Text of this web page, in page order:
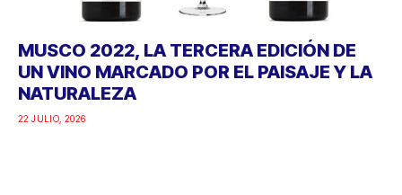
MUSCO 2022, LA TERCERA EDICIÓN DE
UN VINO MARCADO POR EL PAISAJE Y LA
NATURALEZA
22 JULIO, 2026